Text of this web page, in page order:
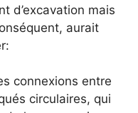
d’excavation mais
aurait
connexions entre
circulaires, qui